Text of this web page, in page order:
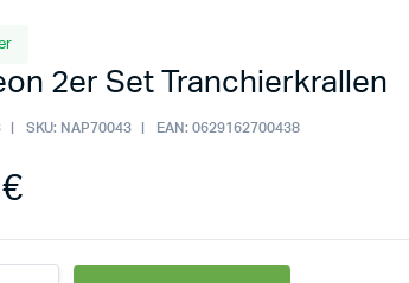
2er Set Tranchierkrallen
SKU: NAP70043 EAN: 0629162700438
€